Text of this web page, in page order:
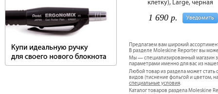
клетку), Large, черная
Уведомить
1 690 р.
Предлагаем вам широкий
В разделе Moleskine Reporter вы
Мы — специализированный магазин
параметрами именно для вас из
Любой товар из раздела может
видов (тиснение фольгой и цветом,
специальные условия.
Каталог товаров раздела Moleskine